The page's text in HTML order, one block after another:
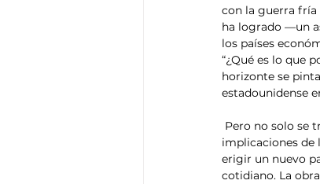
con la guerra fría
ha logrado —un
los países
“¿Qué es lo que
horizonte se
estadounidense
implicaciones de
erigir un nuevo
cotidiano. La